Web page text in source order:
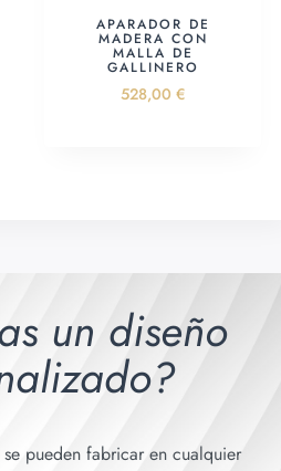
APARADOR DE
MADERA CON
MALLA DE
GALLINERO
528,00 €
un diseño
se pueden fabricar en cualquier